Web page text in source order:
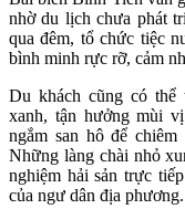
nhờ du lịch chưa phát
qua đêm, tổ chức tiệc
bình minh rực rỡ, cảm
Du khách cũng có thể
xanh, tận hưởng mùi
ngắm san hô để
Những làng chài nhỏ
nghiệm hải sản trực
của ngư dân địa phương.